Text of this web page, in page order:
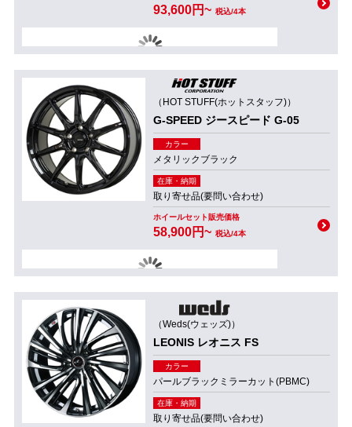
93,600円~ 税込/4本
（HOT STUFF(ホットスタッフ)）
G-SPEED ジースピード G-05
カラー
メタリックブラック
在庫・納期
取り寄せ品(要問い合わせ)
ホイールセット販売価格
58,900円~ 税込/4本
（Weds(ウェッズ)）
LEONIS レオニス FS
カラー
パールブラックミラーカット(PBMC)
在庫・納期
取り寄せ品(要問い合わせ)